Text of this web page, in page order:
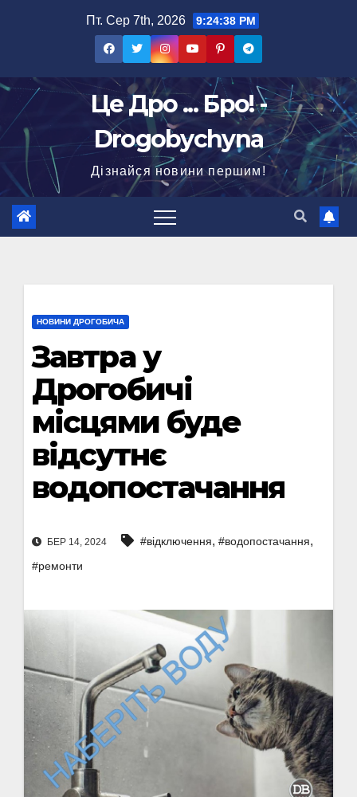
Пт. Сер 7th, 2026 9:24:38 PM
Це Дро ... Бро! -
Drogobychyna
Дізнайся новини першим!
НОВИНИ ДРОГОБИЧА
Завтра у
Дрогобичі
місцями буде
відсутнє
водопостачання
БЕР 14, 2024 #відключення, #водопостачання,
#ремонти